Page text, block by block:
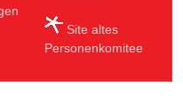
Site altes
Personenkomitee